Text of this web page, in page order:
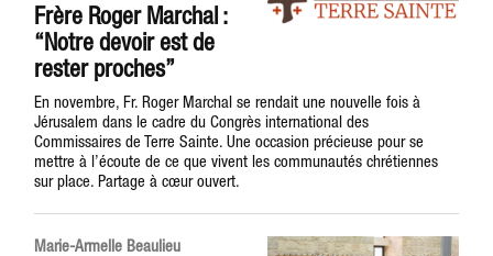
Frère Roger Marchal :
“Notre devoir est de
rester proches”
En novembre, Fr. Roger Marchal se rendait une nouvelle fois à
Jérusalem dans le cadre du Congrès international des
Commissaires de Terre Sainte. Une occasion précieuse pour se
mettre à l’écoute de ce que vivent les communautés chrétiennes
sur place. Partage à cœur ouvert.
Marie-Armelle Beaulieu